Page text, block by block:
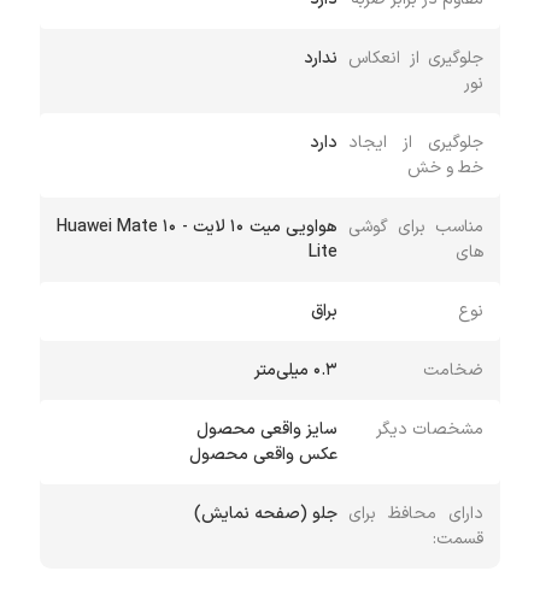
جلوگیری از انعکاس
نور
ندارد
جلوگیری از ایجاد
خط و خش
دارد
مناسب برای گوشی
های
هواویی میت 10 لایت - Huawei Mate 10
Lite
نوع براق
ضخامت 0.3 میلی‌متر
مشخصات دیگر
سایز واقعی محصول
عكس واقعی محصول
دارای محافظ برای
قسمت:
جلو (صفحه نمایش)